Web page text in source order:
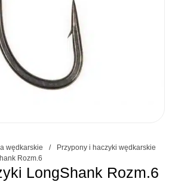
wędkarskie /
Przypony i haczyki wędkarskie
Rozm.6
LongShank Rozm.6